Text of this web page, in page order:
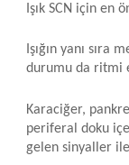
Işık SCN için en
Işığın yanı sıra
durumu da ritmi
Karaciğer,
periferal doku
gelen sinyaller